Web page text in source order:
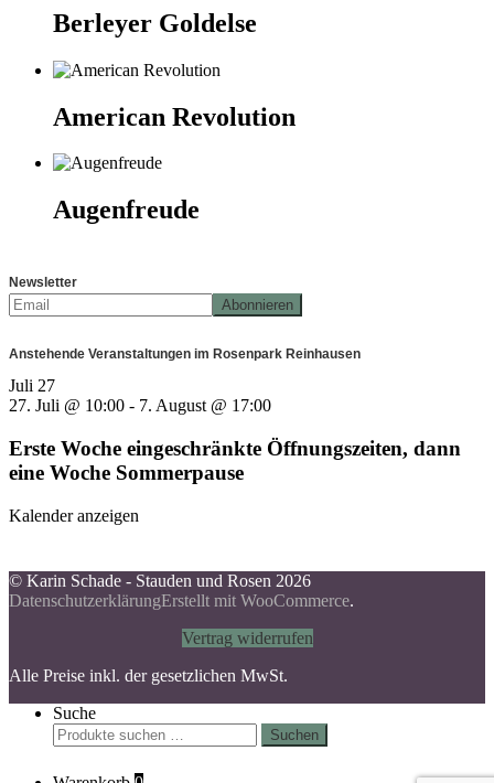
Berleyer Goldelse
American Revolution
Augenfreude
Newsletter
Anstehende Veranstaltungen im Rosenpark Reinhausen
Juli 27
27. Juli @ 10:00 - 7. August @ 17:00
Erste Woche eingeschränkte Öffnungszeiten, dann
eine Woche Sommerpause
Kalender anzeigen
© Karin Schade - Stauden und Rosen 2026
DatenschutzerklärungErstellt mit WooCommerce.
Vertrag widerrufen
Alle Preise inkl. der gesetzlichen MwSt.
Suche
Suchen
nach:
Suchen